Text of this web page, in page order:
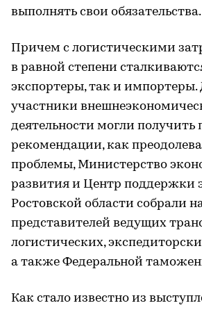
выполнять свои обязательства.
Причем с логистическими
в равной степени
экспортеры, так и импортеры.
участники
деятельности могли получить
рекомендации, как
проблемы, Министерство
развития и Центр поддержки
Ростовской области собрали
представителей ведущих
логистических,
а также Федеральной
Как стало известно из